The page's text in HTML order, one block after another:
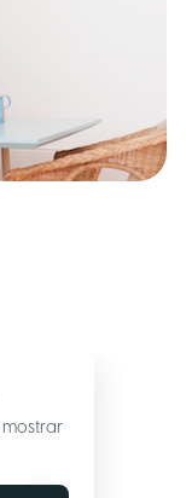
mostrar